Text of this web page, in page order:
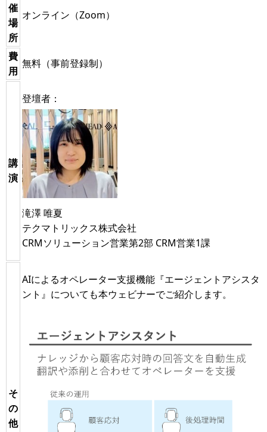
催
場
所
オンライン（Zoom）
費
用
無料（事前登録制）
講
演
登壇者：
滝澤 唯夏
テクマトリックス株式会社
CRMソリューション営業第2部 CRM営業1課
そ
の
他
AIによるオペレーター支援機能『エージェントアシスタ
ント』についても本ウェビナーでご紹介します。